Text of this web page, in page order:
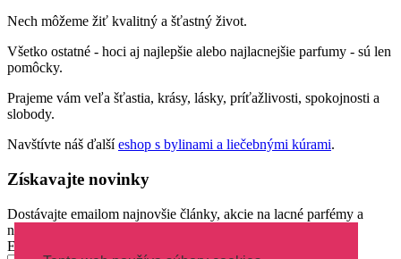
Nech môžeme žiť kvalitný a šťastný život.
Všetko ostatné - hoci aj najlepšie alebo najlacnejšie parfumy - sú len
pomôcky.
Prajeme vám veľa šťastia, krásy, lásky, príťažlivosti, spokojnosti a
slobody.
Navštívte náš ďalšíeshop s bylinami a liečebnými kúrami.
Získavajte novinky
Dostávajte emailom najnovšie články, akcie na lacné parfémy a
novinky parfumov.
Email